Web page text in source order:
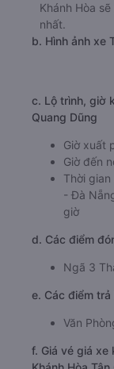
Khánh Hòa
nhất.
b. Hình ảnh xe
c. Lộ trình, giờ
Quang Dũng
Giờ xuất
Giờ đến
Thời
- Đà
giờ
d. Các điểm
Ngã 3
e. Các điểm
Văn
f. Giá vé giá xe